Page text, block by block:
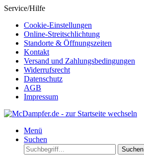
Service/Hilfe
Cookie-Einstellungen
Online-Streitschlichtung
Standorte & Öffnungszeiten
Kontakt
Versand und Zahlungsbedingungen
Widerrufsrecht
Datenschutz
AGB
Impressum
Menü
Suchen
Suchen